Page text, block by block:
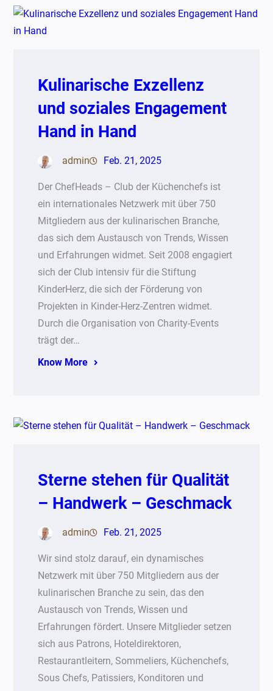
Kulinarische Exzellenz
und soziales Engagement
Hand in Hand
admin Feb. 21, 2025
Der ChefHeads – Club der Küchenchefs ist
ein internationales Netzwerk mit über 750
Mitgliedern aus der kulinarischen Branche,
das sich dem Austausch von Trends, Wissen
und Erfahrungen widmet. Seit 2008 engagiert
sich der Club intensiv für die Stiftung
KinderHerz, die sich der Förderung von
Projekten in Kinder-Herz-Zentren widmet.
Durch die Organisation von Charity-Events
trägt der…
Know More
Sterne stehen für Qualität
– Handwerk – Geschmack
admin Feb. 21, 2025
Wir sind stolz darauf, ein dynamisches
Netzwerk mit über 750 Mitgliedern aus der
kulinarischen Branche zu sein, das den
Austausch von Trends, Wissen und
Erfahrungen fördert. Unsere Mitglieder setzen
sich aus Patrons, Hoteldirektoren,
Restaurantleitern, Sommeliers, Küchenchefs,
Sous Chefs, Patissiers, Konditoren und